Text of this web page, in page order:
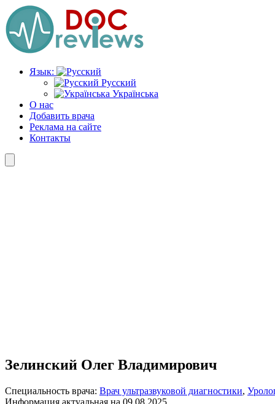
Перейти
к
содержимому
Язык:
Русский
Українська
О нас
Добавить врача
Реклама на сайте
Контакты
Зелинский Олег Владимирович
Специальность врача: Врач ультразвуковой диагностики,
Информация актуальная на 09.08.2025